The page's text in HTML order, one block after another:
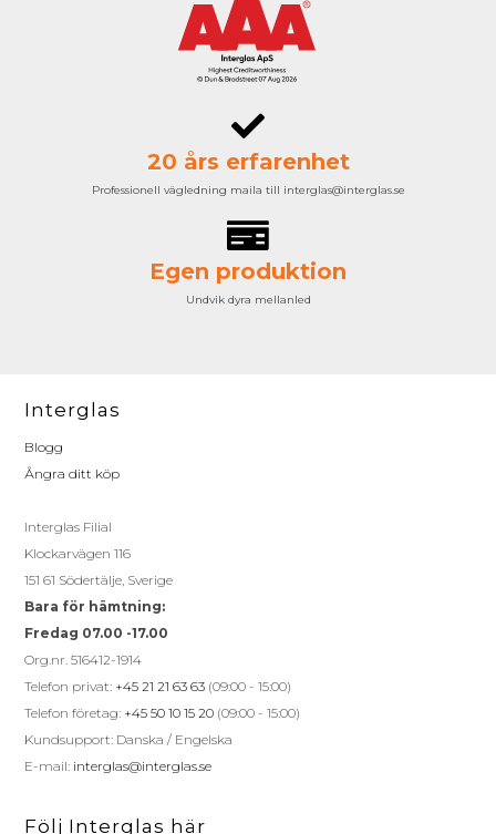
20 års erfarenhet
Professionell vägledning maila till interglas@interglas.se
Egen produktion
Undvik dyra mellanled
Interglas
Blogg
Ångra ditt köp
Interglas Filial
Klockarvägen 116
151 61 Södertälje, Sverige
Bara för hämtning:
Fredag 07.00 -17.00
Org.nr. 516412-1914
Telefon privat: +45 21 21 63 63 (09:00 - 15:00)
Telefon företag: +45 50 10 15 20 (09:00 - 15:00)
Kundsupport: Danska / Engelska
E-mail: interglas@interglas.se
Följ Interglas här